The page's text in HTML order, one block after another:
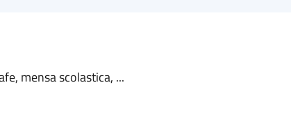
mensa scolastica, ...